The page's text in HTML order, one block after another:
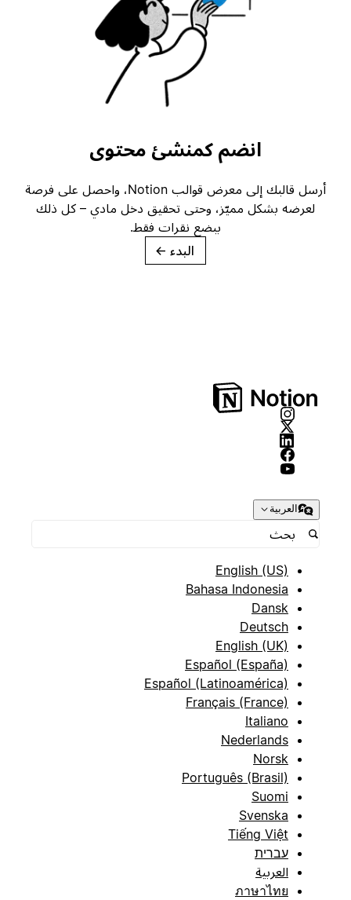
انضم كمنشئ محتوى
أرسل قالبك إلى معرض قوالب Notion، واحصل على فرصة
لعرضه بشكل مميّز، وحتى تحقيق دخل مادي – كل ذلك
ببضع نقرات فقط.
→
العربية
English (US)
Bahasa Indonesia
Dansk
Deutsch
English (UK)
Español (España)
Español (Latinoamérica)
Français (France)
Italiano
Nederlands
Norsk
Português (Brasil)
Suomi
Svenska
Tiếng Việt
עברית
العربية
ภาษาไทย